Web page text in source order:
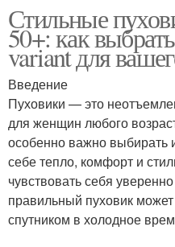
Стильные
50+: как
variant для
Введение
Пуховики — это
для женщин любого
особенно важно выбирать
себе тепло, комфорт и
чувствовать себя
правильный пуховик
спутником в холодное